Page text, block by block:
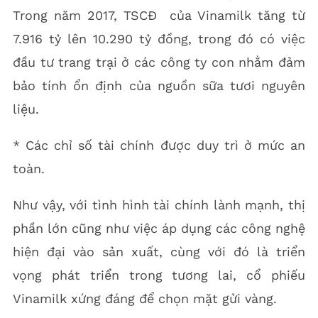
Trong năm 2017, TSCĐ của Vinamilk tăng từ
7.916 tỷ lên 10.290 tỷ đồng, trong đó có việc
đầu tư trang trại ở các công ty con nhằm đảm
bảo tính ổn định của nguồn sữa tươi nguyên
liệu.
* Các chỉ số tài chính được duy trì ở mức an
toàn.
Như vậy, với tình hình tài chính lành mạnh, thị
phần lớn cũng như việc áp dụng các công nghệ
hiện đại vào sản xuất, cùng với đó là triển
vọng phát triển trong tương lai, cổ phiếu
Vinamilk xứng đáng để chọn mặt gửi vàng.